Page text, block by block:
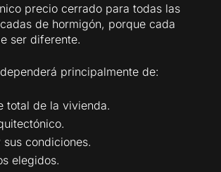
precio cerrado para todas las
de hormigón, porque cada
ser diferente.
principalmente de:
total de la vivienda.
condiciones.
elegidos.